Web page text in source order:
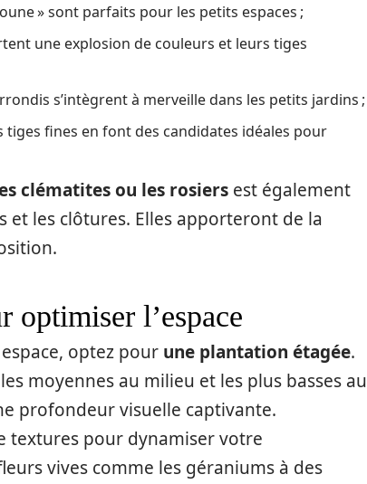
» sont parfaits pour les petits espaces ;
une explosion de couleurs et leurs tiges
s’intègrent à merveille dans les petits jardins ;
fines en font des candidates idéales pour
clématites ou les rosiers est également
les clôtures. Elles apporteront de la
optimiser l’espace
optez pour une plantation étagée.
moyennes au milieu et les plus basses au
profondeur visuelle captivante.
textures pour dynamiser votre
vives comme les géraniums à des